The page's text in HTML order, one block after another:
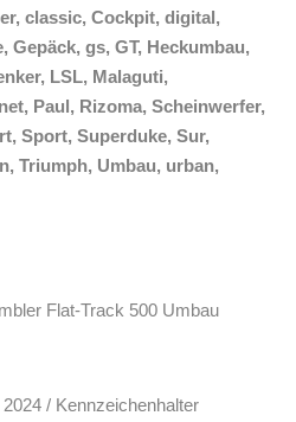
classic Cockpit digital
Gepäck gs GT
Heckumbau
LSL
Malaguti
Paul Rizoma Scheinwerfer
Sport Superduke Sur
Triumph Umbau urban
Flat-Track 500 Umbau
/ Kennzeichenhalter